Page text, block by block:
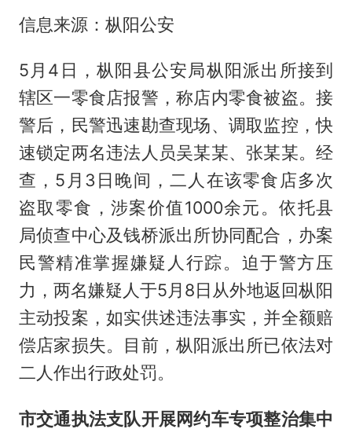
信息来源：枞阳公安
5月4日，枞阳县公安局枞阳派出所接到
辖区一零食店报警，称店内零食被盗。接
警后，民警迅速勘查现场、调取监控，快
速锁定两名违法人员吴某某、张某某。经
查，5月3日晚间，二人在该零食店多次
盗取零食，涉案价值1000余元。依托县
局侦查中心及钱桥派出所协同配合，办案
民警精准掌握嫌疑人行踪。迫于警方压
力，两名嫌疑人于5月8日从外地返回枞阳
主动投案，如实供述违法事实，并全额赔
偿店家损失。目前，枞阳派出所已依法对
二人作出行政处罚。
市交通执法支队开展网约车专项整治集中